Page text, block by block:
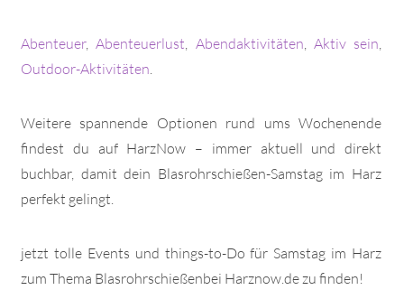
Abenteuer,Abenteuerlust, Abendaktivitäten, Aktiv sein,
Outdoor-Aktivitäten.
Weitere spannende Optionen rund ums Wochenende
findest du auf HarzNow – immer aktuell und direkt
buchbar, damit dein Blasrohrschießen-Samstag im Harz
perfekt gelingt.
jetzt tolle Events und things-to-Do für Samstag im Harz
zum Thema Blasrohrschießenbei Harznow.de zu finden!